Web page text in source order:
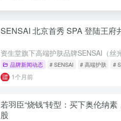
SENSAI 北京首秀 SPA 登陆王府
品牌新闻动态 # SENSAI # 高端护肤 #
1个月前
若羽臣“烧钱”转型：买下奥伦纳
股